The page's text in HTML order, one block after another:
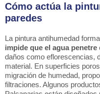
Cómo actúa la
paredes
La pintura antihumedad
impide que el agua penetre
daños como eflorescencias,
material. En superficies
migración de humedad,
filtraciones. Algunos